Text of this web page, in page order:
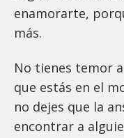
enamorarte,
más.
No tienes temor
que estás en el
no dejes que la
encontrar a